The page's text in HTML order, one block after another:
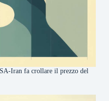
Iran fa crollare il prezzo del